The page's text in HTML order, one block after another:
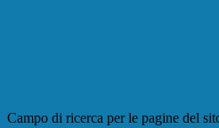
Campo di ricerca per le pagine del